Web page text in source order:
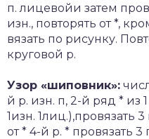
п. лицевойи затем
изн., повторять от *,
вязать по рисунку.
круговой р.
Узор «шиповник»:
й р. изн. п, 2-й ряд * из
1изн. 1лиц.),провязать
от * 4-й р. * провязать 3